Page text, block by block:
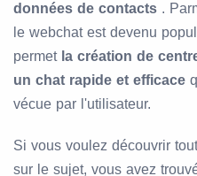
données de contacts .
le webchat est devenu
permet la création de
un chat rapide et efficace
vécue par l'utilisateur.
Si vous voulez découvrir
sur le sujet, vous avez